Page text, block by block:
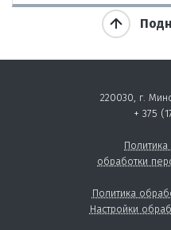
220030, г.
+ 375
обработки
Политика
Настройки